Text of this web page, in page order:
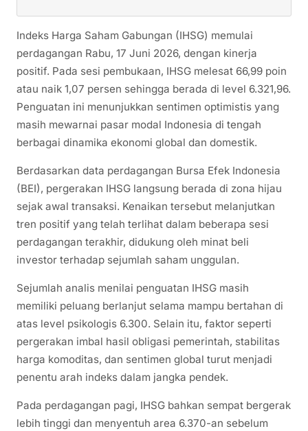
Indeks Harga Saham Gabungan (IHSG) memulai
perdagangan Rabu, 17 Juni 2026, dengan kinerja
positif. Pada sesi pembukaan, IHSG melesat 66,99 poin
atau naik 1,07 persen sehingga berada di level 6.321,96.
Penguatan ini menunjukkan sentimen optimistis yang
masih mewarnai pasar modal Indonesia di tengah
berbagai dinamika ekonomi global dan domestik.
Berdasarkan data perdagangan Bursa Efek Indonesia
(BEI), pergerakan IHSG langsung berada di zona hijau
sejak awal transaksi. Kenaikan tersebut melanjutkan
tren positif yang telah terlihat dalam beberapa sesi
perdagangan terakhir, didukung oleh minat beli
investor terhadap sejumlah saham unggulan.
Sejumlah analis menilai penguatan IHSG masih
memiliki peluang berlanjut selama mampu bertahan di
atas level psikologis 6.300. Selain itu, faktor seperti
pergerakan imbal hasil obligasi pemerintah, stabilitas
harga komoditas, dan sentimen global turut menjadi
penentu arah indeks dalam jangka pendek.
Pada perdagangan pagi, IHSG bahkan sempat bergerak
lebih tinggi dan menyentuh area 6.370-an sebelum